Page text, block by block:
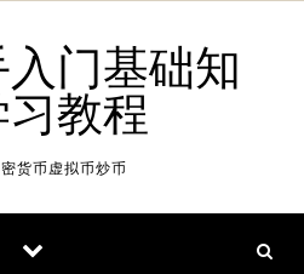
门基础知
教程
货币虚拟币炒币